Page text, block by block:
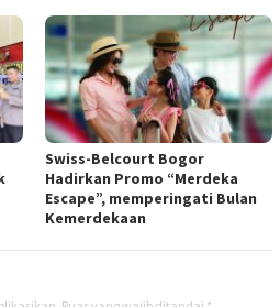
Swiss-Belcourt Bogor
Hadirkan Promo “Merdeka
Escape”, memperingati Bulan
Kemerdekaan